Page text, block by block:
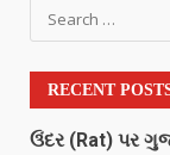
RECENT
ઉંદર (Rat) પર